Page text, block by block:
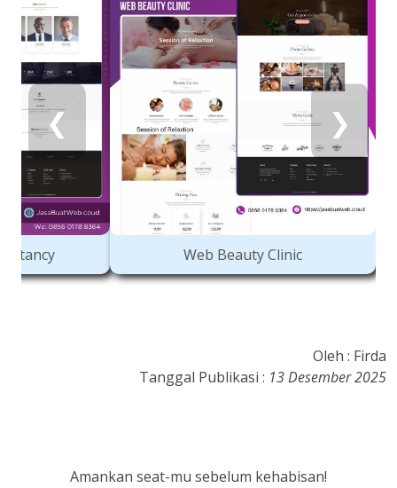
❮ ❯
Web Legal Consultancy
Oleh : Firda
Tanggal Publikasi : 13 Desember 2025
Amankan seat-mu sebelum kehabisan!